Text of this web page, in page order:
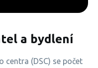
a bydlení
centra (DSC) se počet